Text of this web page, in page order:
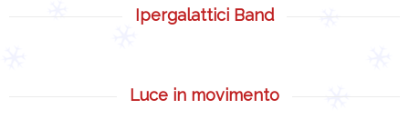
Ipergalattici Band
Luce in movimento